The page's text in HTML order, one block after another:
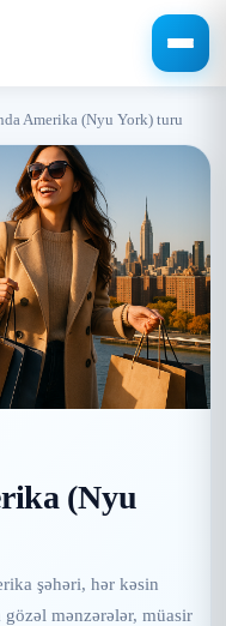
Amerika (Nyu York) turu
(Nyu
şəhəri, hər kəsin
mənzərələr, müasir